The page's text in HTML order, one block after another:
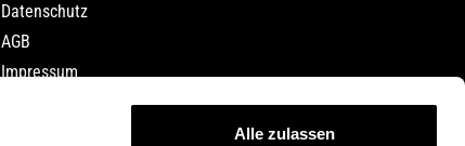
Alle zulassen
Datenschutz
AGB
Impressum